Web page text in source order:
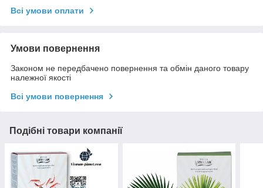
Всі умови оплати
Умови повернення
Законом не передбачено повернення та обмін даного товару
належної якості
Всі умови повернення
Подібні товари компанії